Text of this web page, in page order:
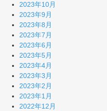
2023年10月
2023年9月
2023年8月
2023年7月
2023年6月
2023年5月
2023年4月
2023年3月
2023年2月
2023年1月
2022年12月